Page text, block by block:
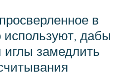
в
используют, дабы
замедлить